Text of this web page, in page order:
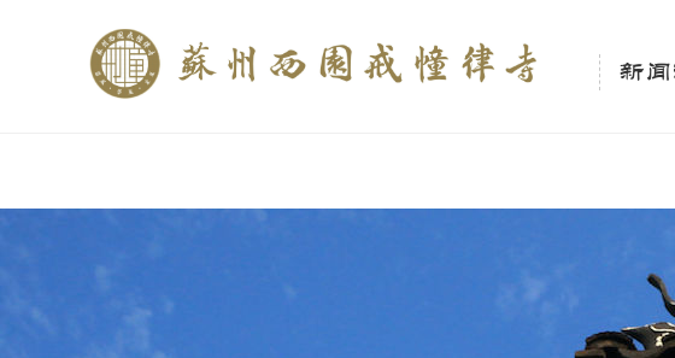
$description = category_description(); } elseif (is_tag()){ $keywords =
trim(strip_tags($description)); ?>
新